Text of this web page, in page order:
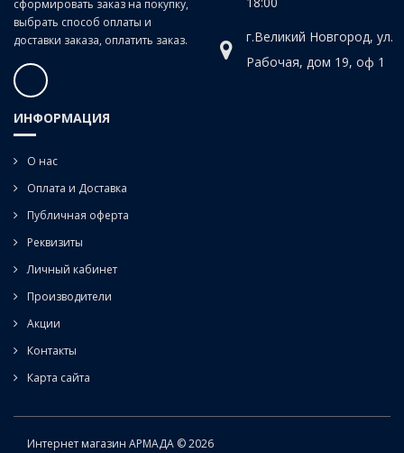
сформировать заказ на покупку,
выбрать способ оплаты и
доставки заказа, оплатить заказ.
г.Великий Новгород, ул.
Рабочая, дом 19, оф 1
ИНФОРМАЦИЯ
О нас
Оплата и Доставка
Публичная оферта
Реквизиты
Личный кабинет
Производители
Акции
Контакты
Карта сайта
Интернет магазин АРМАДА © 2026